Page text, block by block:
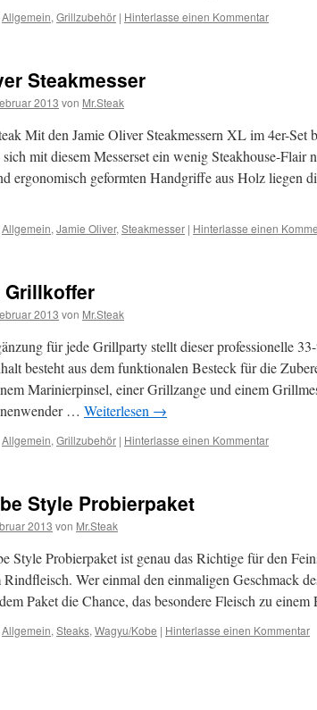
Allgemein, Grillzubehör | Hinterlasse einen Kommentar
Steakmesser
2013 von Mr.Steak
Mit den Jamie Oliver Steakmessern XL im 4er-Set
mit diesem Messerset ein wenig Steakhouse-Flair
ergonomisch geformten Handgriffe aus Holz liegen
Allgemein, Jamie Oliver, Steakmesser | Hinterlasse einen
Grillkoffer
2013 von Mr.Steak
für jede Grillparty stellt dieser professionelle
besteht aus dem funktionalen Besteck für die
Marinierpinsel, einer Grillzange und einem
… Weiterlesen →
Allgemein, Grillzubehör | Hinterlasse einen Kommentar
Style Probierpaket
2013 von Mr.Steak
Style Probierpaket ist genau das Richtige für den
Rindfleisch. Wer einmal den einmaligen Geschmack
Paket die Chance, das besondere Fleisch zu
Allgemein, Steaks, Wagyu/Kobe | Hinterlasse einen Kommentar